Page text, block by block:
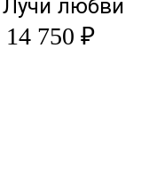
Лучи любви
14 750 ₽